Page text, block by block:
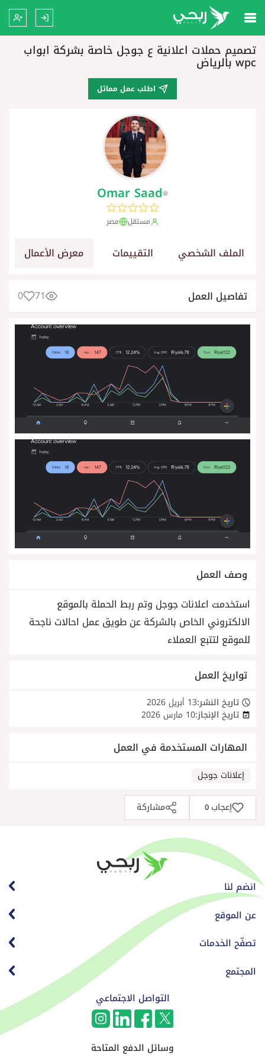
تصميم حملات اعلانية ع جوجل خاصة بشركة ابواب
wpc بالرياض
اطلب عمل مماثل
Omar Saad
مستقل مصر
الملف الشخصي التقييمات معرض الأعمال
تفاصيل العمل 71
0
وصف العمل
استخدمت اعلانات جوجل وتم ربط الحملة بالموقع
الالكتروني الخاص بالشركة عن طويق عمل احالات ناجحة
للموقع لتتبع العملاء
تواريخ العمل
تاريخ النشر:13 أبريل 2026
تاريخ الإنجاز:10 مارس 2026
المهارات المستخدمة في العمل
إعلانات جوجل
إعجاب 0 مشاركة
انضم لنا
عن الموقع
تصفّح الخدمات
المجتمع
التواصل الاجتماعي
وسائل الدفع المتاحة